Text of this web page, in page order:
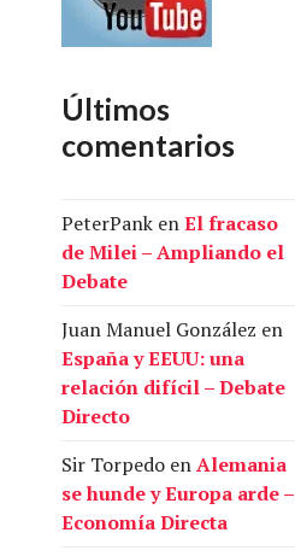
Últimos
comentarios
PeterPank enEl fracaso
de Milei – Ampliando el
Debate
Juan Manuel González en
España y EEUU: una
relación difícil – Debate
Directo
Sir Torpedo enAlemania
se hunde y Europa arde –
Economía Directa